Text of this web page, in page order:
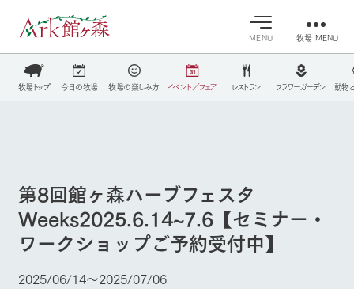
MENU 牧場 MENU
案内
本日の営業時間
や牧場の天気、
ガーデンの開花
状況などを毎日
更新
ア
Ark館ヶ森で開
催しているイベ
ント・フェアの
情報やスケジュ
季節ごとの楽し
み方やシーン別
の楽しみ方をナ
ビゲート
30°c / 22°c
Ark館ヶ森について
30°c/22°c
牧場トップ 今日の牧場 牧場の楽しみ方 イベント／フェア レストラン フラワーガーデン 動物
営業時間・料金
ペットをお連れのお客様へ
お問い合わせ
第8回館ヶ森ハーブフェスタ
Weeks2025.6.14~7.6【セミナー・
ワークショップご予約受付中】
2025/06/14〜2025/07/06